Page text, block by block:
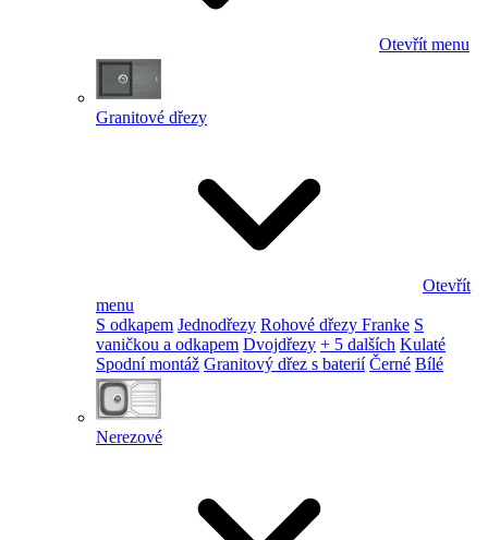
Otevřít menu
Granitové dřezy
Otevřít
menu
S odkapem Jednodřezy Rohové dřezy Franke S
vaničkou a odkapem Dvojdřezy + 5 dalších Kulaté
Spodní montáž Granitový dřez s baterií Černé Bílé
Nerezové